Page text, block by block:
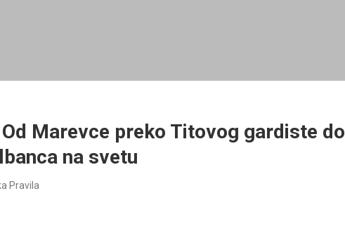
Marevce preko Titovog gardiste do
na svetu
Pravila